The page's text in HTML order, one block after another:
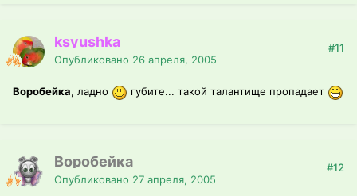
ksyushka
Опубликовано 26 апреля, 2005
#11
Воробейка, ладно губите... такой талантище пропадает
Воробейка
Опубликовано 27 апреля, 2005
#12